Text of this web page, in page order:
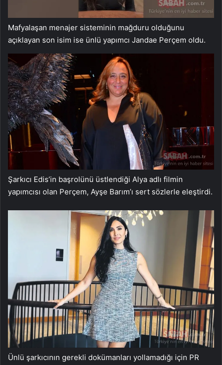
Mafyalaşan menajer sisteminin mağduru olduğunu
açıklayan son isim ise ünlü yapımcı Jandae Perçem oldu.
Şarkıcı Edis’in başrolünü üstlendiği Alya adlı filmin
yapımcısı olan Perçem, Ayşe Barım’ı sert sözlerle eleştirdi.
Ünlü şarkıcının gerekli dokümanları yollamadığı için PR